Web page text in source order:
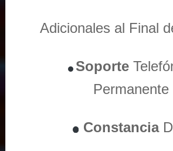
Adicionales al Final
Soporte
Permanente
Constancia